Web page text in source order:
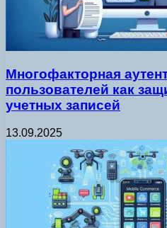
Многофакторная
пользователей как
учетных записей
13.09.2025